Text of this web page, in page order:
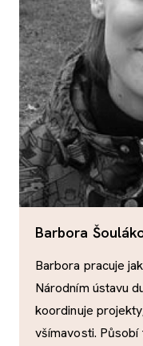
Barbora
Barbora pracuje
Národním ústavu
koordinuje
všímavosti.